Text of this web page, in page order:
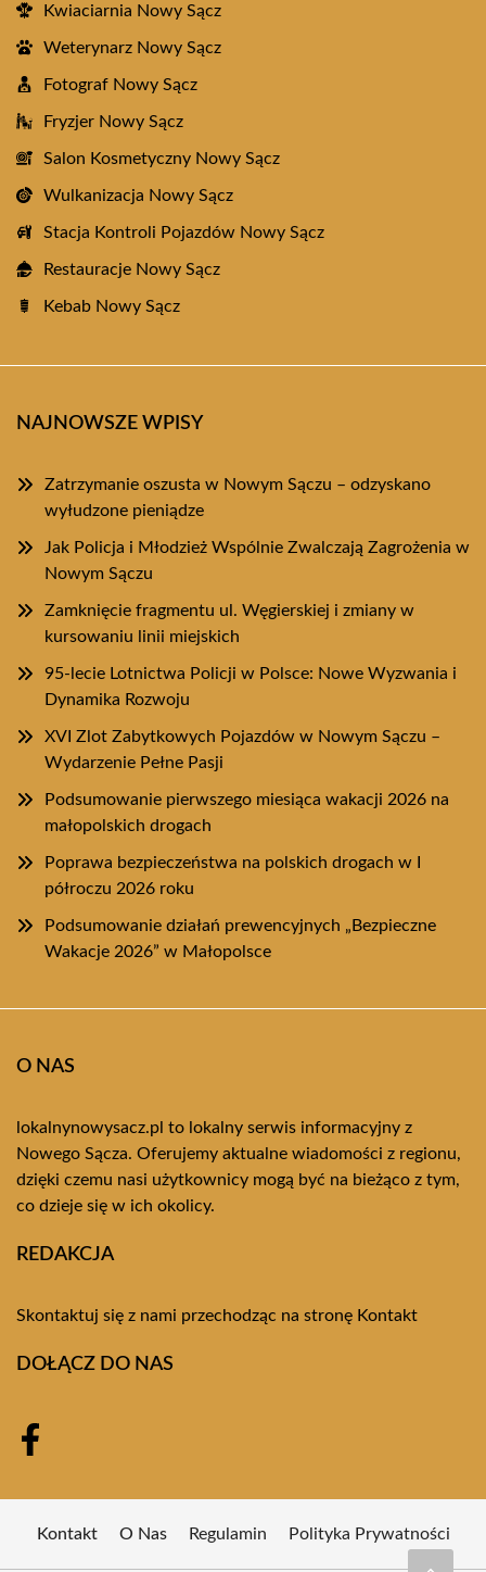
Kwiaciarnia Nowy Sącz
Weterynarz Nowy Sącz
Fotograf Nowy Sącz
Fryzjer Nowy Sącz
Salon Kosmetyczny Nowy Sącz
Wulkanizacja Nowy Sącz
Stacja Kontroli Pojazdów Nowy Sącz
Restauracje Nowy Sącz
Kebab Nowy Sącz
NAJNOWSZE WPISY
Zatrzymanie oszusta w Nowym Sączu – odzyskano
wyłudzone pieniądze
Jak Policja i Młodzież Wspólnie Zwalczają Zagrożenia w
Nowym Sączu
Zamknięcie fragmentu ul. Węgierskiej i zmiany w
kursowaniu linii miejskich
95-lecie Lotnictwa Policji w Polsce: Nowe Wyzwania i
Dynamika Rozwoju
XVI Zlot Zabytkowych Pojazdów w Nowym Sączu –
Wydarzenie Pełne Pasji
Podsumowanie pierwszego miesiąca wakacji 2026 na
małopolskich drogach
Poprawa bezpieczeństwa na polskich drogach w I
półroczu 2026 roku
Podsumowanie działań prewencyjnych „Bezpieczne
Wakacje 2026” w Małopolsce
O NAS
lokalnynowysacz.pl to lokalny serwis informacyjny z
Nowego Sącza. Oferujemy aktualne wiadomości z regionu,
dzięki czemu nasi użytkownicy mogą być na bieżąco z tym,
co dzieje się w ich okolicy.
REDAKCJA
Skontaktuj się z nami przechodząc na stronę Kontakt
DOŁĄCZ DO NAS
Kontakt O Nas Regulamin Polityka Prywatności